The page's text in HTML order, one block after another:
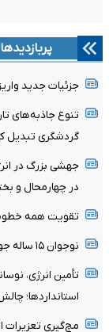
پربازدیدها
جزئیات جدید
تنوع جاذبه‌های
گردشگری تبدیل
در چهارمحال‌ و
تقویت همه
نوجوان ۱۵ ساله جوان ۲۸ ساله کازرونی را به قتل رساند
تأمین انرژی،
استانداردها؛